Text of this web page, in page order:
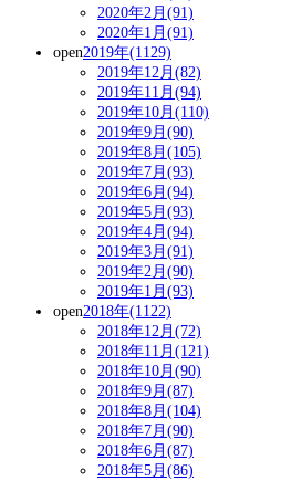
2020年2月(91)
2020年1月(91)
open2019年(1129)
2019年12月(82)
2019年11月(94)
2019年10月(110)
2019年9月(90)
2019年8月(105)
2019年7月(93)
2019年6月(94)
2019年5月(93)
2019年4月(94)
2019年3月(91)
2019年2月(90)
2019年1月(93)
open2018年(1122)
2018年12月(72)
2018年11月(121)
2018年10月(90)
2018年9月(87)
2018年8月(104)
2018年7月(90)
2018年6月(87)
2018年5月(86)